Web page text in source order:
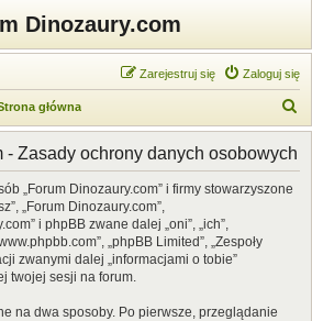
Dinozaury.com
Zaloguj się
Zarejestruj się
główna
z
- Zasady ochrony danych osobowych
„Forum Dinozaury.com” i firmy stowarzyszone
„Forum Dinozaury.com”,
i phpBB zwane dalej „oni”, „ich”,
„phpBB Limited”, „Zespoły
zwanymi dalej „informacjami o tobie”
twojej sesji na forum.
na dwa sposoby. Po pierwsze, przeglądanie